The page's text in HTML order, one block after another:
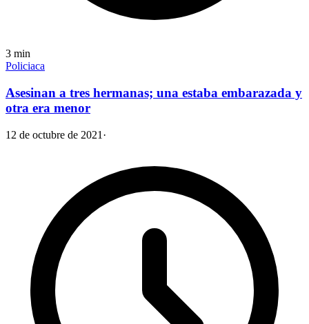
3 min
Policiaca
Asesinan a tres hermanas; una estaba embarazada y
otra era menor
12 de octubre de 2021 ·